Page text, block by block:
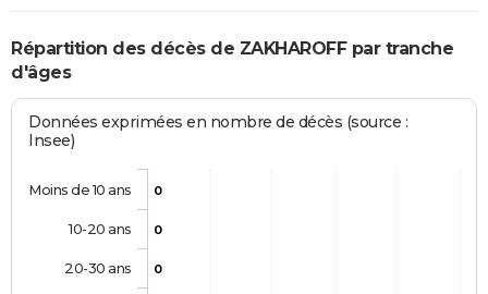
Répartition des décès de ZAKHAROFF par tranche
d'âges
Données exprimées en nombre de décès (source :
Insee)
0
0
0
Moins de 10 ans
10-20 ans
20-30 ans